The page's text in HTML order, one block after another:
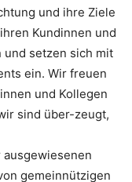
und ihre Ziele
Kundinnen und
und setzen sich mit
ein. Wir freuen
und Kollegen
sind über-zeugt,
gemeinnützigen